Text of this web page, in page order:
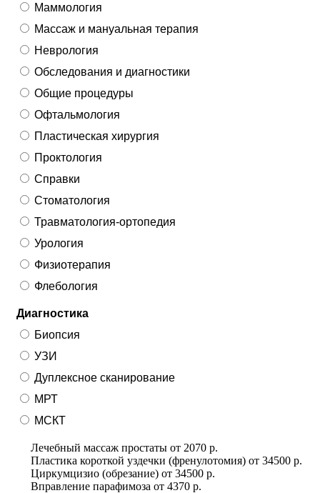
Маммология
Массаж и мануальная терапия
Неврология
Обследования и диагностики
Общие процедуры
Офтальмология
Пластическая хирургия
Проктология
Справки
Стоматология
Травматология-ортопедия
Урология
Физиотерапия
Флебология
Диагностика
Биопсия
УЗИ
Дуплексное сканирование
МРТ
МСКТ
Лечебный массаж простаты от 2070 р.
Пластика короткой уздечки (френулотомия) от 34500 р.
Циркумцизио (обрезание) от 34500 р.
Вправление парафимоза от 4370 р.